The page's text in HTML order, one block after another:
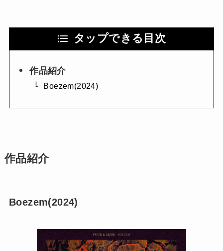
タップできる目次
作品紹介
Boezem(2024)
作品紹介
Boezem(2024)